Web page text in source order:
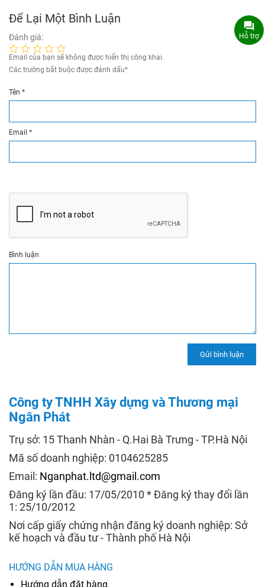
Để Lại Một Bình Luận
Đánh giá:
Email của bạn sẽ không được hiển thị công khai.
Các trường bắt buộc được đánh dấu*
Tên *
Email *
Bình luận
Công ty TNHH Xây dựng và Thương mại
Ngân Phát
Trụ sở: 15 Thanh Nhàn - Q.Hai Bà Trưng - TP.Hà Nội
Mã số doanh nghiệp: 0104625285
Email: Nganphat.ltd@gmail.com
Đăng ký lần đầu: 17/05/2010 * Đăng ký thay đổi lần
1: 25/10/2012
Nơi cấp giấy chứng nhận đăng ký doanh nghiệp: Sở
kế hoạch và đầu tư - Thành phố Hà Nội
HƯỚNG DẪN MUA HÀNG
Hướng dẫn đặt hàng
Hỗ trợ